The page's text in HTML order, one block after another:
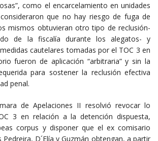
como el encarcelamiento en unidades
que no hay riesgo de fuga de
mismos obtuvieran otro tipo de reclusión-
de la fiscalía durante los alegatos- y
cautelares tomadas por el TOC 3 en
fueron de aplicación “arbitraria” y sin la
para sostener la reclusión efectiva
penal.
de Apelaciones II resolvió revocar lo
3 en relación a la detención dispuesta,
corpus y disponer que el ex comisario
D´Elía y Guzmán obtengan, a partir